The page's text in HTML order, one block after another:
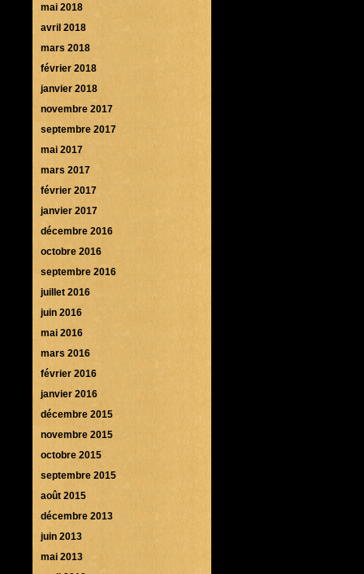
mai 2018
avril 2018
mars 2018
février 2018
janvier 2018
novembre 2017
septembre 2017
mai 2017
mars 2017
février 2017
janvier 2017
décembre 2016
octobre 2016
septembre 2016
juillet 2016
juin 2016
mai 2016
mars 2016
février 2016
janvier 2016
décembre 2015
novembre 2015
octobre 2015
septembre 2015
août 2015
décembre 2013
juin 2013
mai 2013